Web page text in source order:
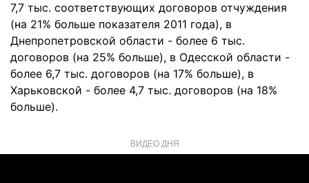
7,7 тыс. соответствующих договоров отчуждения
(на 21% больше показателя 2011 года), в
Днепропетровской области - более 6 тыс.
договоров (на 25% больше), в Одесской области -
более 6,7 тыс. договоров (на 17% больше), в
Харьковской - более 4,7 тыс. договоров (на 18%
больше).
ВИДЕО ДНЯ